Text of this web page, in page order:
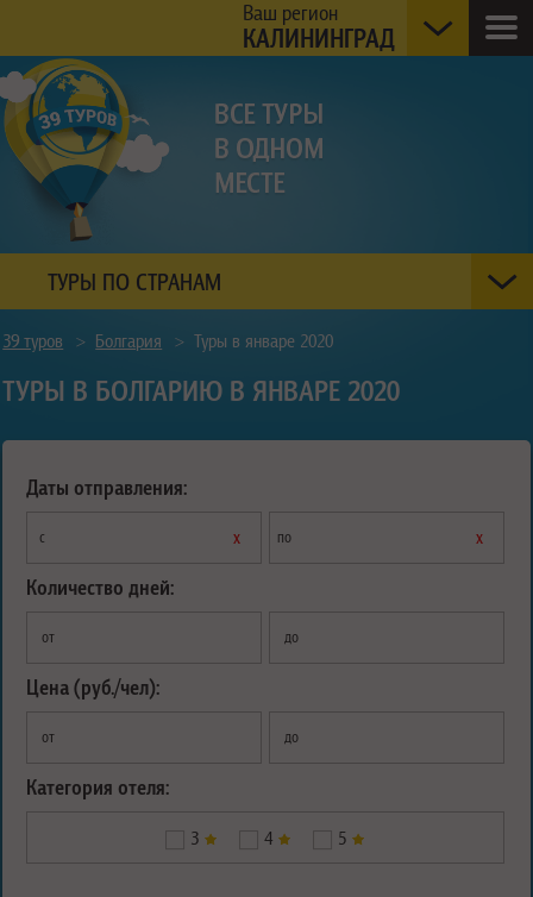
Ваш регион
КАЛИНИНГРАД
ТУРЫ ПО СТРАНАМ
39 туров > Болгария > Туры в январе 2020
ТУРЫ В БОЛГАРИЮ В ЯНВАРЕ 2020
Даты отправления:
с х по х
Количество дней:
от до
Цена (руб./чел):
от до
Категория отеля:
3 4 5